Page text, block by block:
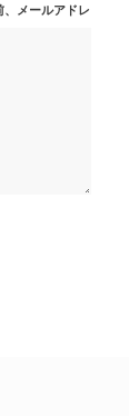
メールアドレ